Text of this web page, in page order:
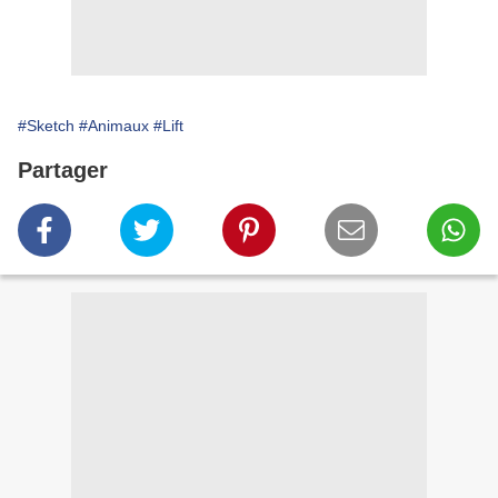
#Sketch #Animaux #Lift
Partager